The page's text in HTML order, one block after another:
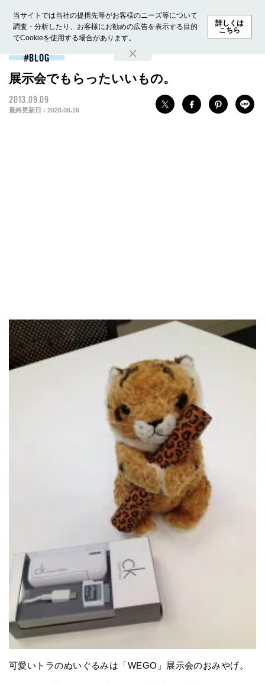
当サイトでは当社の提携先等がお客様のニーズ等について
調査・分析したり、お客様にお勧めの広告を表示する目的
でCookieを使用する場合があります。
詳しくは
こちら
ホーム モデル募集 ランキング ファッション ビューテ
BLOG
展示会でもらったいいもの。
2013.09.09
最終更新日 : 2020.06.16
可愛いトラのぬいぐるみは「WEGO」展示会のおみやげ。